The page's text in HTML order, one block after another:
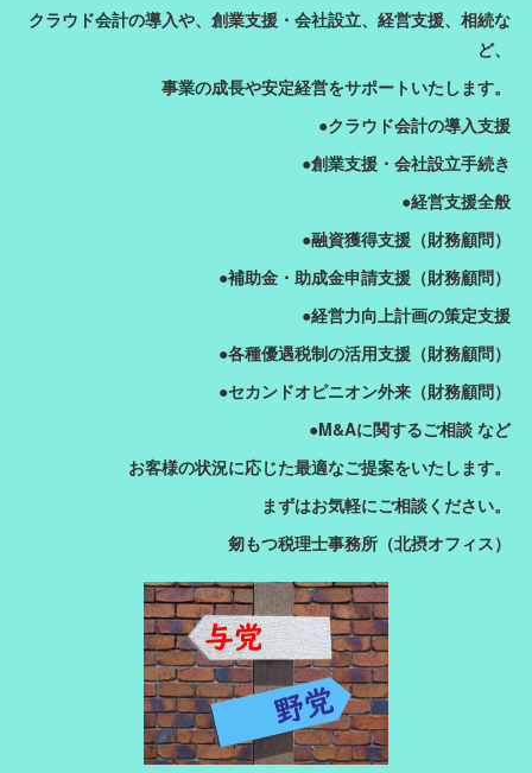
クラウド会計の導入や、創業支援・会社設立、経営支援、相続な
ど、
事業の成長や安定経営をサポートいたします。
●クラウド会計の導入支援
●創業支援・会社設立手続き
●経営支援全般
●融資獲得支援（財務顧問）
●補助金・助成金申請支援（財務顧問）
●経営力向上計画の策定支援
●各種優遇税制の活用支援（財務顧問）
●セカンドオピニオン外来（財務顧問）
●M&Aに関するご相談 など
お客様の状況に応じた最適なご提案をいたします。
まずはお気軽にご相談ください。
剱もつ税理士事務所（北摂オフィス）